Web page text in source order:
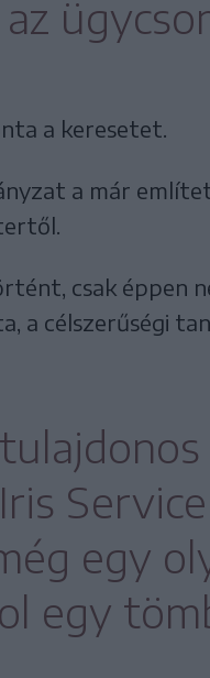
a keresetet.
a már
csak éppen
a célszerűségi
egy
egy